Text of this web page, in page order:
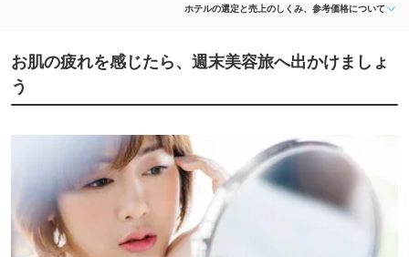
ホテルの選定と売上のしくみ、参考価格について
お肌の疲れを感じたら、週末美容旅へ出かけましょ
う